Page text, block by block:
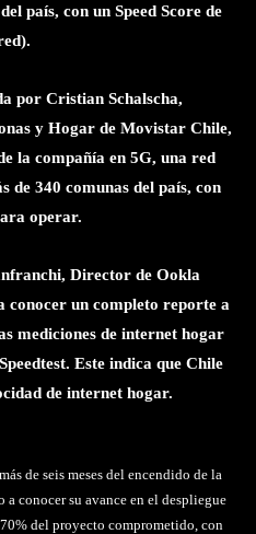
país, con un Speed Score de
por Cristian Schalscha,
y Hogar de Movistar Chile,
la compañía en 5G, una red
de 340 comunas del país, con
operar.
Director de Ookla
un completo reporte a
mediciones de internet hogar
Este indica que Chile
de internet hogar.
de seis meses del encendido de la
conocer su avance en el despliegue
del proyecto comprometido, con